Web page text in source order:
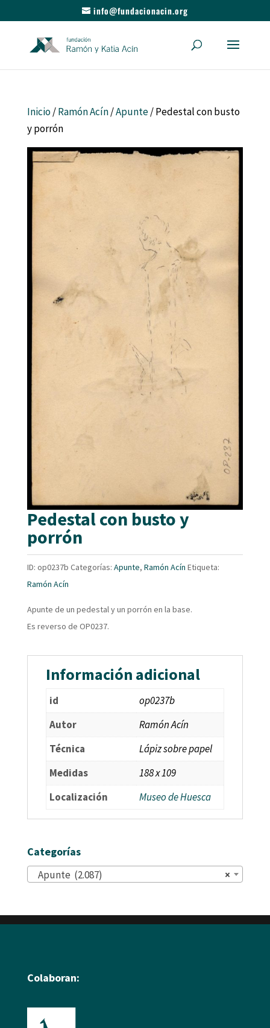
info@fundacionacin.org
Inicio/Ramón Acín/Apunte/ Pedestal con busto
y porrón
Pedestal con busto y
porrón
ID: op0237b Categorías: Apunte, Ramón Acín Etiqueta:
Ramón Acín
Apunte de un pedestal y un porrón en la base.
Es reverso de OP0237.
Información adicional
id
op0237b
Autor
Ramón Acín
Técnica
Lápiz sobre papel
Medidas
188 x 109
Localización
Museo de Huesca
Categorías
×
Apunte (2.087)
Colaboran: